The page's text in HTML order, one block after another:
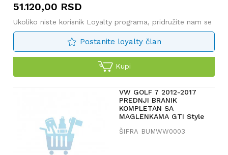
51.120,00 RSD
Ukoliko niste korisnik Loyalty programa, pridružite nam se
Postanite loyalty član
Kupi
VW GOLF 7 2012-2017
PREDNJI BRANIK
KOMPLETAN SA
MAGLENKAMA GTI Style
ŠIFRA BUMWW0003